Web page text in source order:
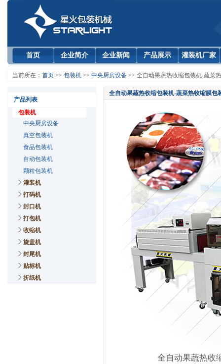
首页 企业简介 企业新闻 产品展示 灌装机厂家
当前所在： 首页 >> 包装机 >> 中央厨房设备 >> 全自动果蔬热收缩包装机-蔬菜
产品列表
包装机
中央厨房设备
真空包装机
食品包装机
自动包装机
颗粒包装机
灌装机
打码机
封口机
打包机
收缩机
旋盖机
封尾机
贴标机
折纸机
全自动果蔬热收缩包装机-蔬菜热收缩膜包
全自动果蔬热收